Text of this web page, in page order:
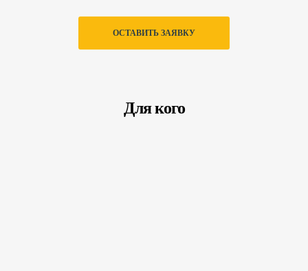
ОСТАВИТЬ ЗАЯВКУ
Для кого